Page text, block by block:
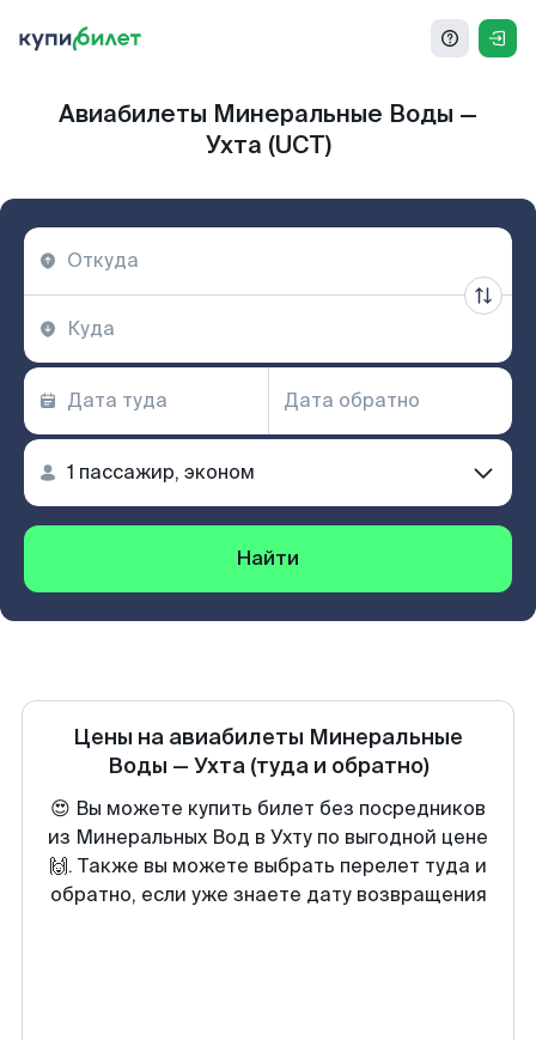
Авиабилеты Минеральные Воды —
Ухта (UCT)
Найти
Цены на авиабилеты Минеральные
Воды — Ухта (туда и обратно)
😍 Вы можете купить билет без посредников
из Минеральных Вод в Ухту по выгодной цене
🙌. Также вы можете выбрать перелет туда и
обратно, если уже знаете дату возвращения